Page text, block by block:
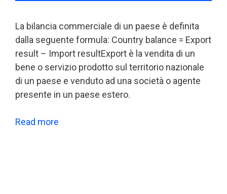
La bilancia commerciale di un paese è definita
dalla seguente formula: Country balance = Export
result – Import resultExport è la vendita di un
bene o servizio prodotto sul territorio nazionale
di un paese e venduto ad una società o agente
presente in un paese estero.
Read more